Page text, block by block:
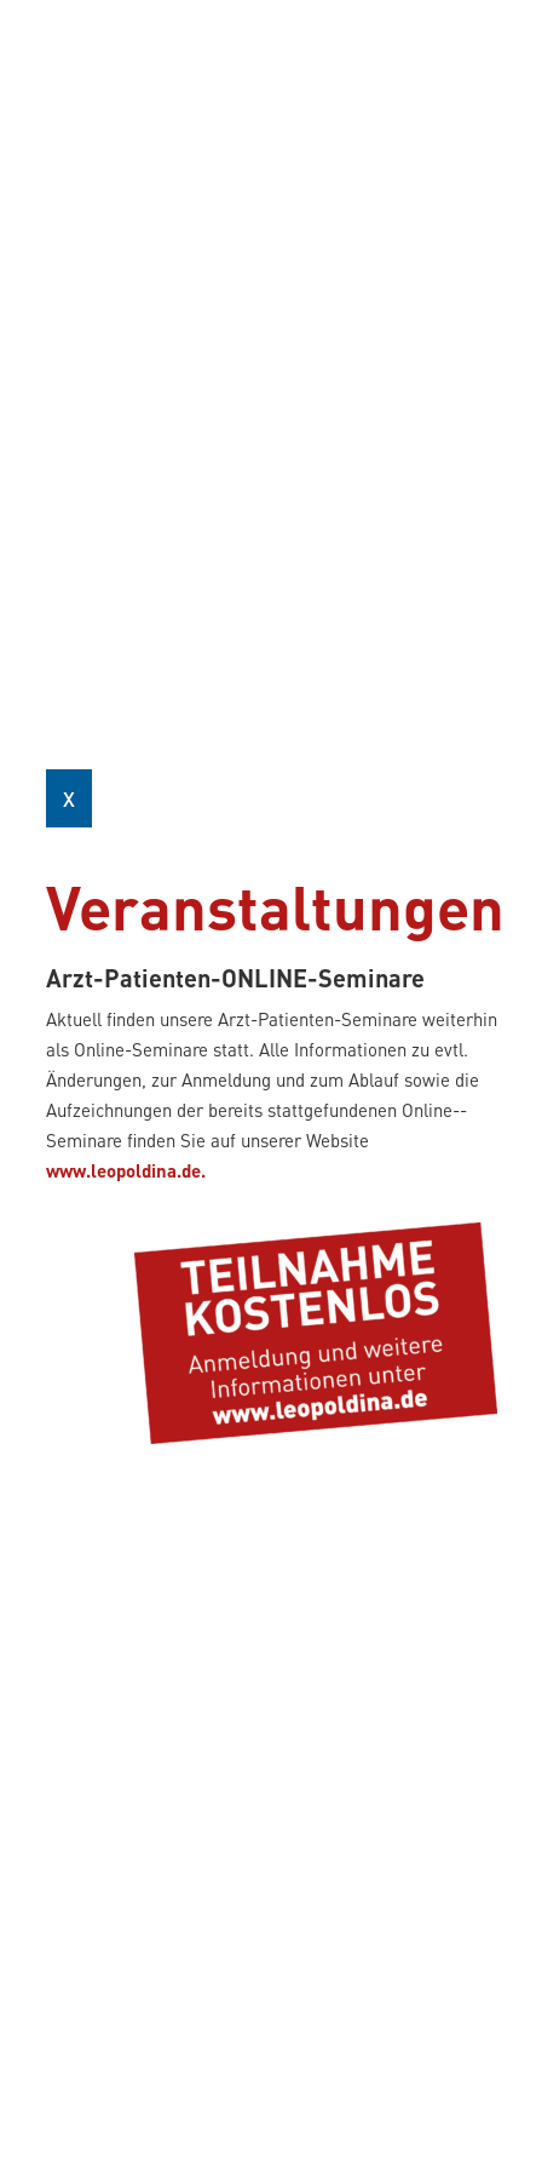
X
Veranstaltungen
Arzt-Patienten-ONLINE-Seminare
Aktuell finden unsere Arzt-­Patienten-Seminare weiterhin
als Online-Seminare statt. Alle Informationen zu evtl.
Änderungen, zur Anmeldung und zum Ablauf sowie die
Aufzeichnungen der bereits stattgefundenen Online-­­
Seminare finden Sie auf unserer Website
www.leopoldina.de.